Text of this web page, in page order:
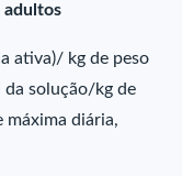
adultos
ativa)/ kg de peso
da solução/kg de
máxima diária,